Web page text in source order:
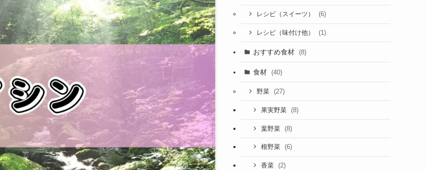
レシピ（スイーツ） (6)
レシピ（味付け他） (1)
おすすめ食材 (8)
食材 (40)
野菜 (27)
果実野菜 (8)
葉野菜 (8)
根野菜 (6)
香菜 (2)